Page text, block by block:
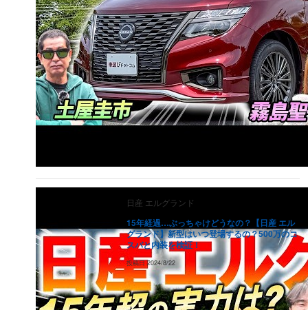
2011年式
77.2万円） 61.8万円 39.5万円 25.3万円 16.2 万円 10.4
2010年式
66.2万円） 53万円 33.9万円 21.7万円 13.9万円 8.9
2009年式
58.9万円） 47.1万円 30.2万円 19.3万円 12.4万円 7.9
2008年式
47.4 万円） 37.9万円 24.3万円 15.5万円 9.9万円 6.4
27.3万円 17.5万円 11.2万円 7.2万円 4.6
万円 17.5万円
34.1万円） 27.3万円 17.5万円 11.2万円 7.2万円 4.6
2003年式
34.1万円） 27.3万円 17.5万円 11.2 万円 7.2万円 4.6
2002年式
52.1万円） 41.7万円 26.7万円 17.1万円 10.9万円 7
日産 エルグランド
15年経過…ぶっちゃけどうなの？【日産 エル
グランド】新型はいつ登場するの？500万のコ
スパと内装を検証！
投稿日2024/8/22